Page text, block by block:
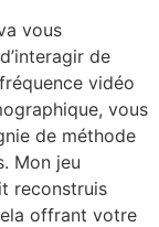
vous
de
vidéo
vous
de méthode
Mon jeu
reconstruis
offrant votre